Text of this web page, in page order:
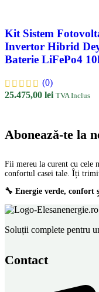
Kit Sistem
Invertor Hibrid
Baterie LiFePo4
(0)
25.475,00 lei TVA Inclus
Abonează-te la
Fii mereu la curent cu cele
confortul casei tale. Îți
🔧 Energie verde,
Soluții complete pentru
Contact